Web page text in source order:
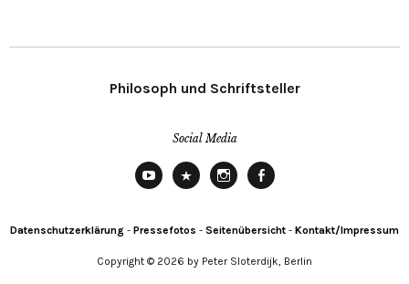
Philosoph und Schriftsteller
Social Media
Datenschutzerklärung - Pressefotos - Seitenübersicht - Kontakt/Impressum
Copyright © 2026 by Peter Sloterdijk, Berlin